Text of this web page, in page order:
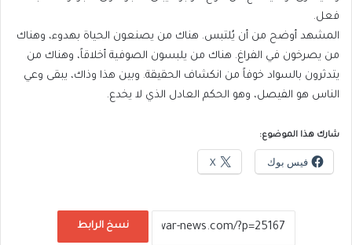
فعل.
المشهد أوضح من أن يُلتبس. هناك من يصنعون الحياة بهدوء، وهناك
من يصرخون في الفراغ. هناك من يلبسون الصوفية أخلاقاً، وهناك من
يتدثرون بالسواد خوفاً من انكشاف الحقيقة. وبين هذا وذاك، يبقى وعي
الناس هو الفيصل، وهو الحكم العادل الذي لا يخدع.
شارك هذا الموضوع:
فيس بوك X
نسخ الرابط